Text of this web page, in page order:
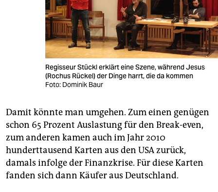
Regisseur Stückl erklärt eine Szene, während Jesus
(Rochus Rückel) der Dinge harrt, die da kommen
Foto: Dominik Baur
Damit könnte man umgehen. Zum einen genügen
schon 65 Prozent Auslastung für den Break-even,
zum anderen kamen auch im Jahr 2010
hunderttausend Karten aus den USA zurück,
damals infolge der Finanzkrise. Für diese Karten
fanden sich dann Käufer aus Deutschland.